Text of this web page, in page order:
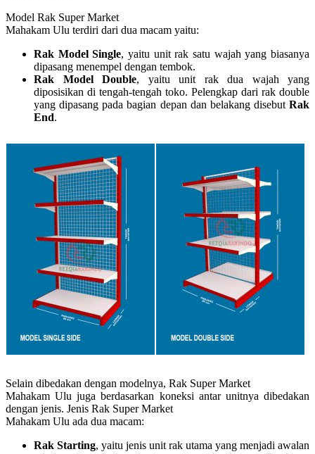
Model Rak Super Market
Mahakam Ulu terdiri dari dua macam yaitu:
Rak Model Single, yaitu unit rak satu wajah yang biasanya
dipasang menempel dengan tembok.
Rak Model Double, yaitu unit rak dua wajah yang
diposisikan di tengah-tengah toko. Pelengkap dari rak double
yang dipasang pada bagian depan dan belakang disebut Rak
End.
Selain dibedakan dengan modelnya, Rak Super Market
Mahakam Ulu juga berdasarkan koneksi antar unitnya dibedakan
dengan jenis. Jenis Rak Super Market
Mahakam Ulu ada dua macam:
Rak Starting, yaitu jenis unit rak utama yang menjadi awalan